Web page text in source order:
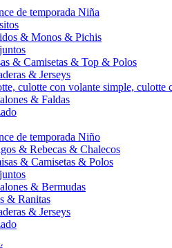
de temporada Niña
& Monos & Pichis
& Camisetas & Top & Polos
& Jerseys
culotte con volante simple, culotte
& Faldas
de temporada Niño
& Rebecas & Chalecos
& Camisetas & Polos
& Bermudas
& Ranitas
& Jerseys